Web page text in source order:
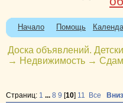
Начало Помощь
Доска объявлений.
→ Недвижимость → Сдам
Страниц: 1 ... 8 9 [10] 11 Все Вниз